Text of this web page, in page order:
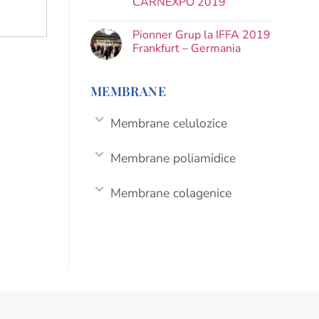
Pionner Grup la IFFA 2019
Frankfurt – Germania
MEMBRANE
Membrane celulozice
Membrane poliamidice
Membrane colagenice